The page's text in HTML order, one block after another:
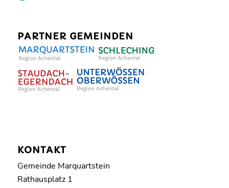
PARTNER GEMEINDEN
KONTAKT
Gemeinde Marquartstein
Rathausplatz 1